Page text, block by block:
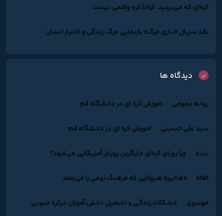
کره‌ای که می‌بینید، الزاماً کره واقعی نیست
نقد سریال «بازی مرگ» بازنمایی مرگ، زندگی و اختیار انسان
دیدگاه ها
روابط عمومی دراموزش کره ای در دانشگاه قم
سید علی حسینی دراموزش کره ای در دانشگاه قم
بنده درچرا رویای کره‌ای جایگزین رویای آمریکایی می‌شود؟
Mah در«هالیو» هیولایی که فرهنگ بومی را می‌بلعد
موسوی درمشکلات زندگـی و تحصیل دانش آموزان درکره جنوبـی